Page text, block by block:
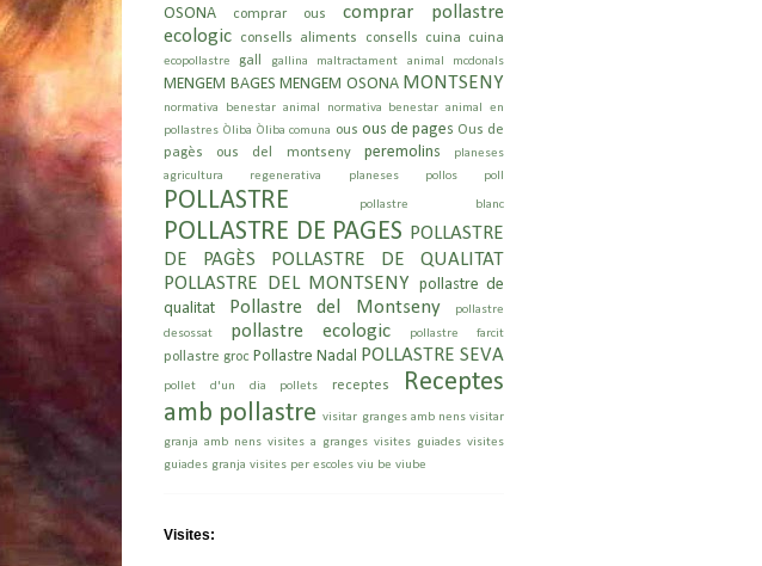
OSONA
comprar ous
comprar pollastre
ecologic
consells aliments consells cuina cuina
ecopollastre gall gallina maltractament animal mcdonals
MENGEM BAGES MENGEM OSONA MONTSENY
normativa benestar animal
normativa benestar animal en
pollastres Òliba Òliba comuna ous ous de pages Ous de
pagès
ous del montseny peremolins
planeses
agricultura regenerativa
planeses pollos poll
POLLASTRE pollastre blanc
POLLASTRE DE PAGES POLLASTRE
DE PAGÈS POLLASTRE DE QUALITAT
POLLASTRE DEL MONTSENY pollastre de
qualitat
Pollastre del Montseny
pollastre
desossat
pollastre ecologic pollastre farcit
pollastre groc Pollastre Nadal POLLASTRE SEVA
pollet d'un dia pollets receptes
Receptes
amb pollastre visitar granges amb nens visitar
granja amb nens visites a granges visites guiades visites
guiades granja visites per escoles viu be viube
Visites: